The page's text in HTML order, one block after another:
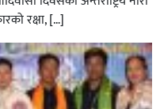
गते, आइतबारको राशिफल
रक्षा, […]